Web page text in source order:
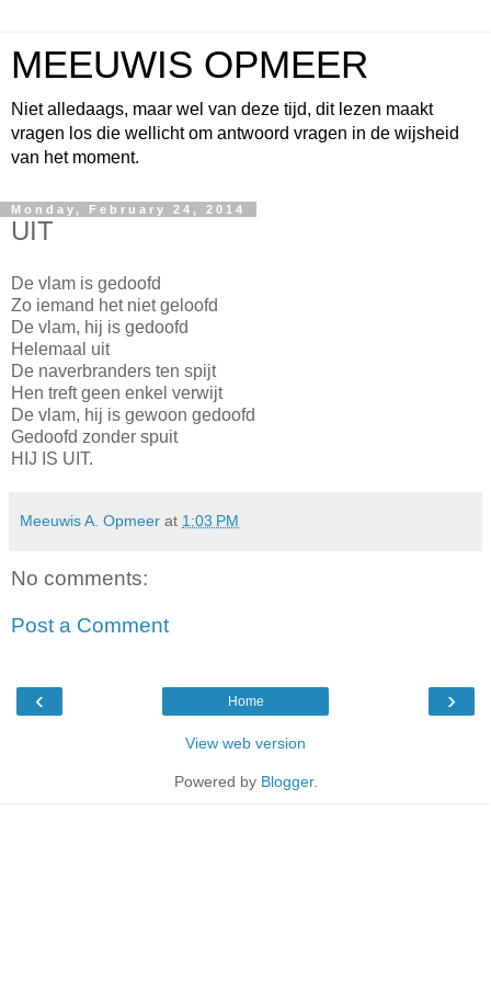
MEEUWIS OPMEER
Niet alledaags, maar wel van deze tijd, dit lezen maakt
vragen los die wellicht om antwoord vragen in de wijsheid
van het moment.
Monday, February 24, 2014
UIT
De vlam is gedoofd
Zo iemand het niet geloofd
De vlam, hij is gedoofd
Helemaal uit
De naverbranders ten spijt
Hen treft geen enkel verwijt
De vlam, hij is gewoon gedoofd
Gedoofd zonder spuit
HIJ IS UIT.
Meeuwis A. Opmeer at 1:03 PM
No comments:
Post a Comment
‹ ›
Home
View web version
Powered by Blogger.